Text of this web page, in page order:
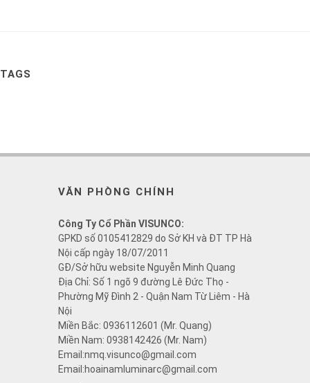
TAGS
VĂN PHÒNG CHÍNH
Công Ty Cổ Phần VISUNCO:
GPKD số 0105412829 do Sở KH và ĐT TP Hà
Nội cấp ngày 18/07/2011
GĐ/Sở hữu website Nguyễn Minh Quang
Địa Chỉ: Số 1 ngõ 9 đường Lê Đức Thọ -
Phường Mỹ Đình 2 - Quận Nam Từ Liêm - Hà
Nội
Miền Bắc: 0936112601 (Mr. Quang)
Miền Nam: 0938142426 (Mr. Nam)
Email:nmq.visunco@gmail.com
Email:hoainamluminarc@gmail.com